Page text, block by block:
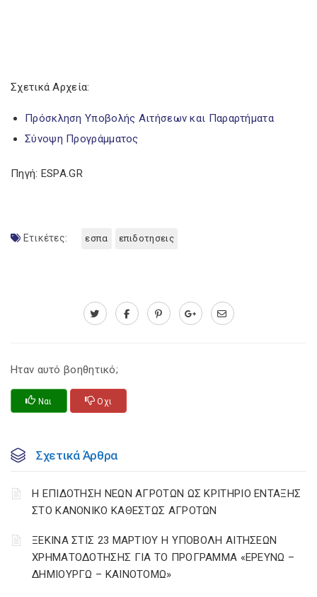
Σχετικά Αρχεία:
Πρόσκληση Υποβολής Αιτήσεων και Παραρτήματα
Σύνοψη Προγράμματος
Πηγή: ESPA.GR
Ετικέτες: εσπα επιδοτησεις
Ηταν αυτό βοηθητικό;
Ναι Οχι
Σχετικά Άρθρα
Η ΕΠΙΔΟΤΗΣΗ ΝΕΩΝ ΑΓΡΟΤΩΝ ΩΣ ΚΡΙΤΗΡΙΟ ΕΝΤΑΞΗΣ
ΣΤΟ ΚΑΝΟΝΙΚΟ ΚΑΘΕΣΤΩΣ ΑΓΡΟΤΩΝ
ΞΕΚΙΝΑ ΣΤΙΣ 23 ΜΑΡΤΙΟΥ Η ΥΠΟΒΟΛΗ ΑΙΤΗΣΕΩΝ
ΧΡΗΜΑΤΟΔΟΤΗΣΗΣ ΓΙΑ ΤΟ ΠΡΟΓΡΑΜΜΑ «ΕΡΕΥΝΩ –
ΔΗΜΙΟΥΡΓΩ – ΚΑΙΝΟΤΟΜΩ»